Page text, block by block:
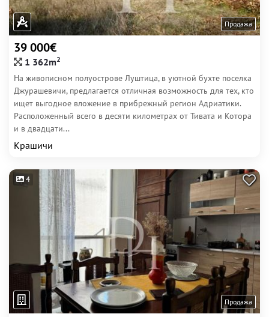
Продажа
39 000€
1 362m2
На живописном полуострове Луштица, в уютной бухте поселка
Джурашевичи, предлагается отличная возможность для тех, кто
ищет выгодное вложение в прибрежный регион Адриатики.
Расположенный всего в десяти километрах от Тивата и Котора
и в двадцати...
Крашичи
4
Продажа